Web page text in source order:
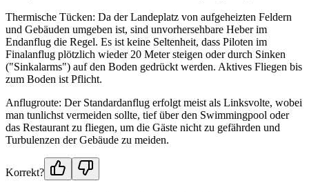
Thermische Tücken: Da der Landeplatz von aufgeheizten Feldern
und Gebäuden umgeben ist, sind unvorhersehbare Heber im
Endanflug die Regel. Es ist keine Seltenheit, dass Piloten im
Finalanflug plötzlich wieder 20 Meter steigen oder durch Sinken
("Sinkalarms") auf den Boden gedrückt werden. Aktives Fliegen bis
zum Boden ist Pflicht.
Anflugroute: Der Standardanflug erfolgt meist als Linksvolte, wobei
man tunlichst vermeiden sollte, tief über den Swimmingpool oder
das Restaurant zu fliegen, um die Gäste nicht zu gefährden und
Turbulenzen der Gebäude zu meiden.
Korrekt?